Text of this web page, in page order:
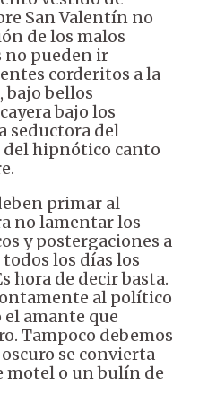
San Valentín no
de los malos
no pueden ir
corderitos a la
bajo bellos
bajo los
seductora del
hipnótico canto
primar al
no lamentar los
y postergaciones a
los días los
hora de decir basta.
al político
el amante que
Tampoco debemos
se convierta
motel o un bulín de